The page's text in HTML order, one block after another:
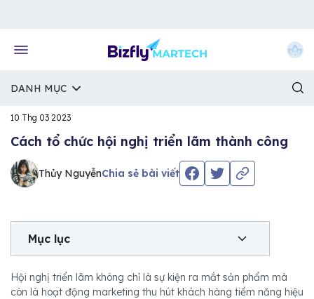
DANH MỤC
10 Thg 03 2023
Cách tổ chức hội nghị triển lãm thành công
Thủy NguyễnChia sẻ bài viết
Mục lục
Hội nghị triển lãm không chỉ là sự kiện ra mắt sản phẩm mà
còn là hoạt động marketing thu hút khách hàng tiềm năng hiệu